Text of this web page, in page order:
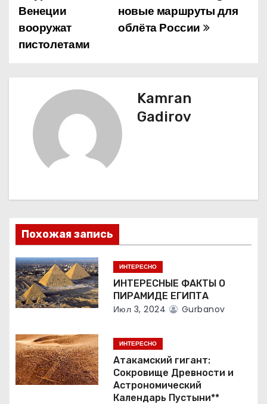
а
в
и
я
п
о
з
а
и
с
новые маршруты для
облёта России
Венеции
вооружат
пистолетами
Kamran
Gadirov
Похожая запись
ИНТЕРЕСНО
ИНТЕРЕСНЫЕ ФАКТЫ О
ПИРАМИДЕ ЕГИПТА
Июл 3, 2024 Gurbanov
ИНТЕРЕСНО
Атакамский гигант:
Сокровище Древности и
Астрономический
Календарь Пустыни**